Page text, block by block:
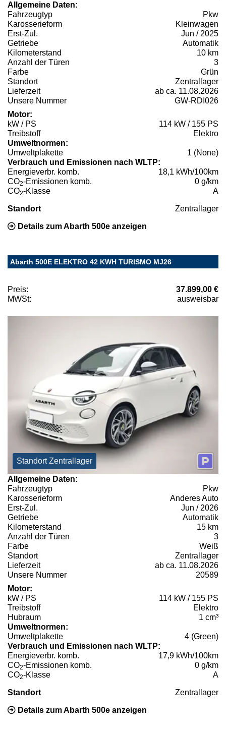
Allgemeine Daten:
Fahrzeugtyp
Pkw
Karosserieform
Kleinwagen
Erst-Zul.
Jun / 2025
Getriebe
Automatik
Kilometerstand
10 km
Anzahl der Türen
3
Farbe
Grün
Standort
Zentrallager
Lieferzeit
ab ca. 11.08.2026
Unsere Nummer
GW-RDI026
Motor:
kW / PS
114 kW / 155 PS
Treibstoff
Elektro
Umweltnormen:
Umweltplakette
1 (None)
Verbrauch und Emissionen nach WLTP:
Energieverbr. komb.
18,1 kWh/100km
CO2-Emissionen komb.
0 g/km
CO2-Klasse A
Standort Zentrallager
Details zum Abarth 500e anzeigen
Abarth 500E ELEKTRO 42 KWH TURISMO MJ26
Preis:
37.899,00 €
MWSt:
ausweisbar
Standort Zentrallager
Allgemeine Daten:
Fahrzeugtyp
Pkw
Karosserieform
Anderes Auto
Erst-Zul.
Jun / 2026
Getriebe
Automatik
Kilometerstand
15 km
Anzahl der Türen
3
Farbe
Weiß
Standort
Zentrallager
Lieferzeit
ab ca. 11.08.2026
Unsere Nummer
20589
Motor:
kW / PS
114 kW / 155 PS
Treibstoff
Elektro
Hubraum
1 cm³
Umweltnormen:
Umweltplakette
4 (Green)
Verbrauch und Emissionen nach WLTP:
Energieverbr. komb.
17,9 kWh/100km
CO2-Emissionen komb.
0 g/km
CO2-Klasse A
Standort Zentrallager
Details zum Abarth 500e anzeigen